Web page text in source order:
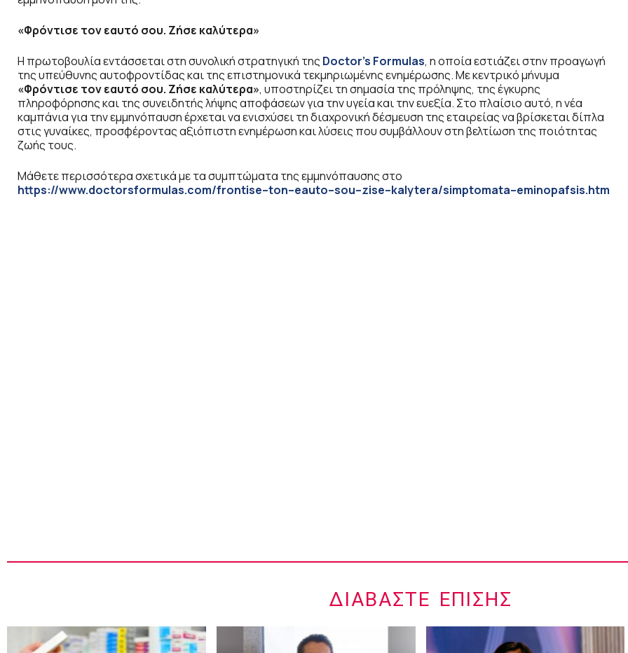
«Φρόντισε τον εαυτό σου. Ζήσε καλύτερα»
Η πρωτοβουλία εντάσσεται στη συνολική στρατηγική της Doctor’s Formulas, η οποία εστιάζει στην προαγωγή
της υπεύθυνης αυτοφροντίδας και της επιστημονικά τεκμηριωμένης ενημέρωσης. Με κεντρικό μήνυμα
«Φρόντισε τον εαυτό σου. Ζήσε καλύτερα», υποστηρίζει τη σημασία της πρόληψης, της έγκυρης
πληροφόρησης και της συνειδητής λήψης αποφάσεων για την υγεία και την ευεξία. Στο πλαίσιο αυτό, η νέα
καμπάνια για την εμμηνόπαυση έρχεται να ενισχύσει τη διαχρονική δέσμευση της εταιρείας να βρίσκεται δίπλα
στις γυναίκες, προσφέροντας αξιόπιστη ενημέρωση και λύσεις που συμβάλλουν στη βελτίωση της ποιότητας
ζωής τους.
Μάθετε περισσότερα σχετικά με τα συμπτώματα της εμμηνόπαυσης στο
https://www.doctorsformulas.com/frontise–ton–eauto–sou–zise–kalytera/simptomata–eminopafsis.htm
ΔΙΑΒΆΣΤΕ ΕΠΊΣΗΣ